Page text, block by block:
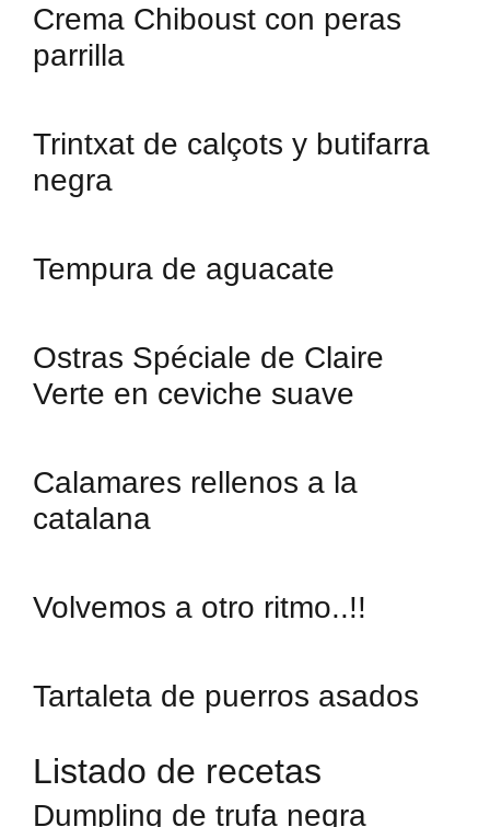
Crema Chiboust con peras
parrilla
Trintxat de calçots y butifarra
negra
Tempura de aguacate
Ostras Spéciale de Claire
Verte en ceviche suave
Calamares rellenos a la
catalana
Volvemos a otro ritmo..!!
Tartaleta de puerros asados
Listado de recetas
Dumpling de trufa negra